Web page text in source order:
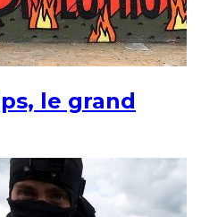
le grand